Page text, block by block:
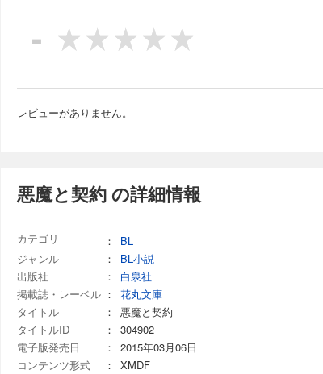
-
レビューがありません。
悪魔と契約 の詳細情報
カテゴリ ：
BL
ジャンル
：
BL小説
出版社
：
白泉社
掲載誌・レーベル ：
花丸文庫
タイトル
：
悪魔と契約
タイトルID
：
304902
電子版発売日
：
2015年03月06日
コンテンツ形式
：
XMDF